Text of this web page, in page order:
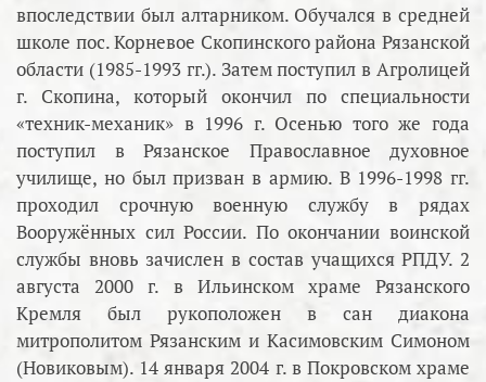
впоследствии был алтарником. Обучался в средней
школе пос. Корневое Скопинского района Рязанской
области (1985-1993 гг.). Затем поступил в Агролицей
г. Скопина, который окончил по специальности
«техник-механик» в 1996 г. Осенью того же года
поступил в Рязанское Православное духовное
училище, но был призван в армию. В 1996-1998 гг.
проходил срочную военную службу в рядах
Вооружённых сил России. По окончании воинской
службы вновь зачислен в состав учащихся РПДУ. 2
августа 2000 г. в Ильинском храме Рязанского
Кремля был рукоположен в сан диакона
митрополитом Рязанским и Касимовским Симоном
(Новиковым). 14 января 2004 г. в Покровском храме